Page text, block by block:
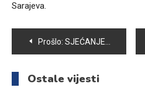
Sarajeva.
Navigacija
članaka
Prošlo: SJEĆANJE NA 23.FEBRUAR 1996. BILALA HASANOVIĆA, NEKADAŠNJEG PREDSJEDNIKA SKUPŠTINE OPŠTINE VOGOŠĆA
Ostale vijesti